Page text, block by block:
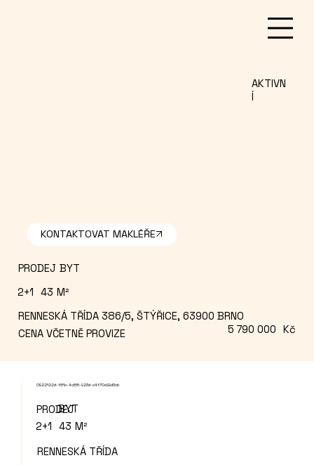
PRODEJ BYT
2+1
43 M²
RENNESKÁ TŘÍDA 386/5, ŠTÝŘICE, 63900 BRNO
CENA VČETNĚ PROVIZE
5 790 000 Kč
AKTIVN
Í
0922122d-f81c-4c88-923d-c4f70c99d3cb
PRODEJ
BYT
2+1
43 M²
RENNESKÁ TŘÍDA